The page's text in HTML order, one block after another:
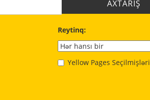
AXTARIŞ
Reytinq:
Yellow Pages Seçilmişləri